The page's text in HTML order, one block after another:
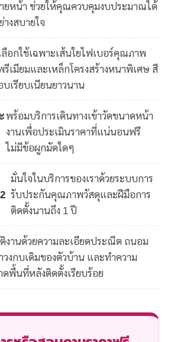
ยหน้า ช่วยให้คุณควบคุมงบประมาณได้
างสบายใจ
ลือกใช้เฉพาะเส้นใยไฟเบอร์คุณภาพ
รีเมียมและเหล็กโครงสร้างหนาพิเศษ สี
บเรียบเนียนยาวนาน
พร้อมบริการเดินทางเข้าวัดขนาดหน้า
งานเพื่อประเมินราคาที่แน่นอนฟรี
ไม่มีข้อผูกมัดใดๆ
มั่นใจในบริการของเราด้วยระบบการ
รับประกันคุณภาพวัสดุและฝีมือการ
ติดตั้งนานถึง 1 ปี
งานด้วยความละเอียดประณีต ถนอม
วงกบเดิมของตัวบ้าน และทำความ
ดพื้นที่หลังติดตั้งเรียบร้อย